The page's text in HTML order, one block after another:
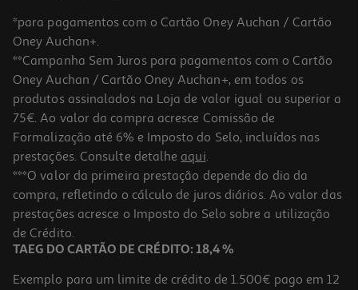
*para pagamentos com o Cartão Oney Auchan / Cartão
Oney Auchan+.
**Campanha Sem Juros para pagamentos com o Cartão
Oney Auchan / Cartão Oney Auchan+, em todos os
produtos assinalados na Loja de valor igual ou superior a
75€. Ao valor da compra acresce Comissão de
Formalização até 6% e Imposto do Selo, incluídos nas
prestações. Consulte detalhe aqui.
***O valor da primeira prestação depende do dia da
compra, refletindo o cálculo de juros diários. Ao valor das
prestações acresce o Imposto do Selo sobre a utilização
de Crédito.
TAEG DO CARTÃO DE CRÉDITO: 18,4 %
Exemplo para um limite de crédito de 1.500€ pago em 12